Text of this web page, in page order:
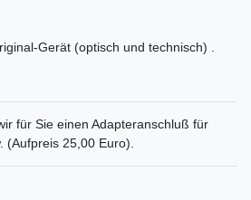
Gerät (optisch und technisch) .
für Sie einen Adapteranschluß für
(Aufpreis 25,00 Euro).